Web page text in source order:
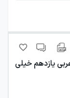
یازدهم خیلی